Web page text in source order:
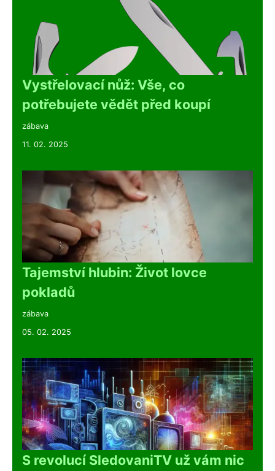
Vystřelovací nůž: Vše, co
potřebujete vědět před koupí
zábava
11. 02. 2025
Tajemství hlubin: Život lovce
pokladů
zábava
05. 02. 2025
S revolucí SledovaniTV už vám nic